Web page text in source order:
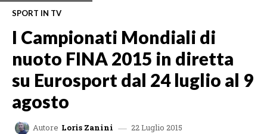
SPORT IN TV
I Campionati Mondiali di
nuoto FINA 2015 in diretta
su Eurosport dal 24 luglio al 9
agosto
Autore Loris Zanini 22 Luglio 2015